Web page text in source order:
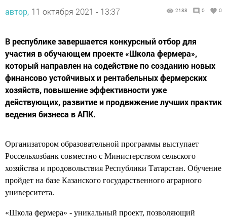
автор, 11 октября 2021 - 13:37 2188 0 0
В республике завершается конкурсный отбор для
участия в обучающем проекте «Школа фермера»,
который направлен на содействие по созданию новых
финансово устойчивых и рентабельных фермерских
хозяйств, повышение эффективности уже
действующих, развитие и продвижение лучших практик
ведения бизнеса в АПК.
Организатором образовательной программы выступает
Россельхозбанк совместно с Министерством сельского
хозяйства и продовольствия Республики Татарстан. Обучение
пройдет на базе Казанского государственного аграрного
университета.
«Школа фермера» - уникальный проект, позволяющий